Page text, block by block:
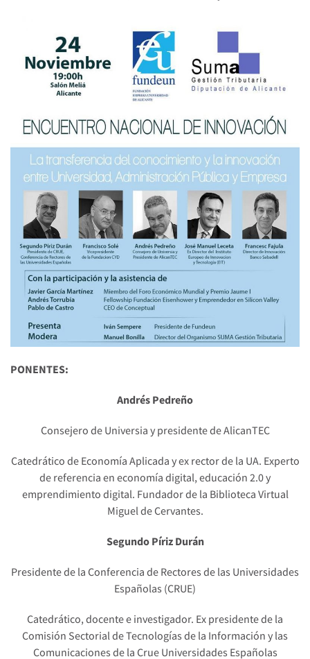
PONENTES:
Andrés Pedreño
Consejero de Universia y presidente de AlicanTEC
Catedrático de Economía Aplicada y ex rector de la UA. Experto
de referencia en economía digital, educación 2.0 y
emprendimiento digital. Fundador de la Biblioteca Virtual
Miguel de Cervantes.
Segundo Píriz Durán
Presidente de la Conferencia de Rectores de las Universidades
Españolas (CRUE)
Catedrático, docente e investigador. Ex presidente de la
Comisión Sectorial de Tecnologías de la Información y las
Comunicaciones de la Crue Universidades Españolas